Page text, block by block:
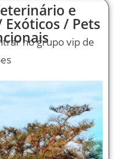
e
/ Pets
no grupo vip de